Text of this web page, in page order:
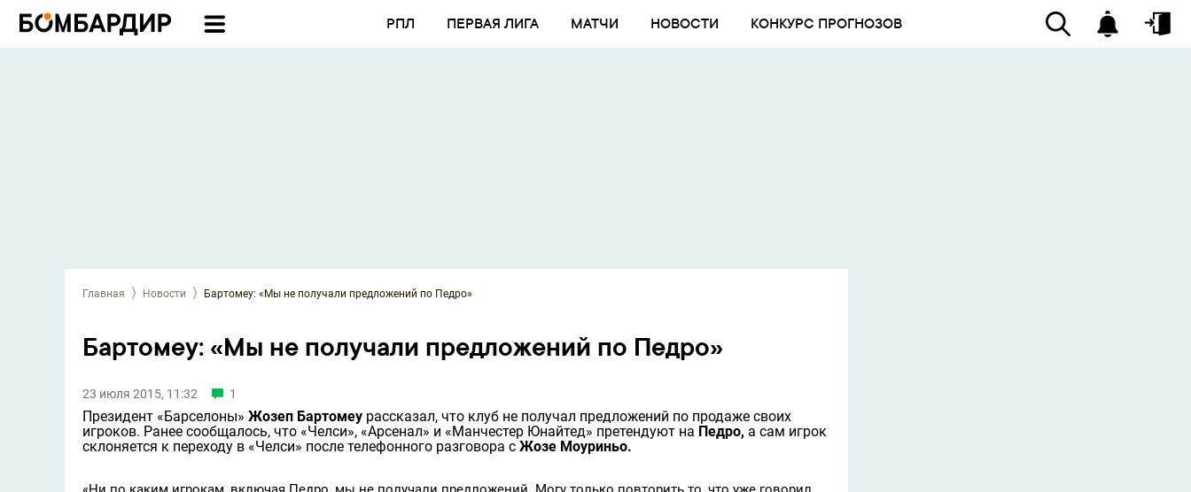
РПЛ ПЕРВАЯ ЛИГА МАТЧИ НОВОСТИ КОНКУРС ПРОГНОЗОВ
Главная Новости Бартомеу: «Мы не получали предложений по Педро»
Бартомеу: «Мы не получали предложений по Педро»
23 июля 2015, 11:32 1
Президент «Барселоны» Жозеп Бартомеу рассказал, что клуб не получал предложений по продаже своих
игроков. Ранее сообщалось, что «Челси», «Арсенал» и «Манчестер Юнайтед» претендуют на Педро, а сам игрок
склоняется к переходу в «Челси» после телефонного разговора с Жозе Моуриньо.